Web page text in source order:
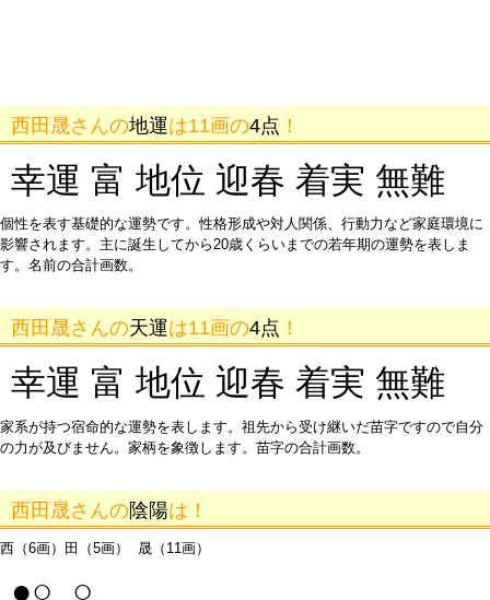
西田晟さんの地運は11画の4点 ！
幸運 富 地位 迎春 着実 無難
個性を表す基礎的な運勢です。性格形成や対人関係、行動力など家庭環境に
影響されます。主に誕生してから20歳くらいまでの若年期の運勢を表しま
す。名前の合計画数。
西田晟さんの天運は11画の4点 ！
幸運 富 地位 迎春 着実 無難
家系が持つ宿命的な運勢を表します。祖先から受け継いだ苗字ですので自分
の力が及びません。家柄を象徴します。苗字の合計画数。
西田晟さんの陰陽は！
西（6画）田（5画） 晟（11画）
●○ ○